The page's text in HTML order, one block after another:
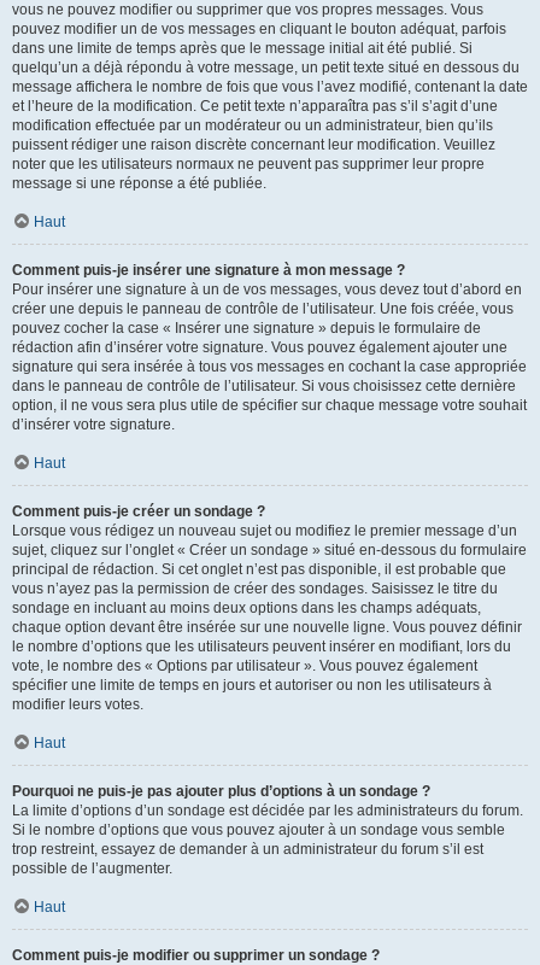
vous ne pouvez modifier ou supprimer que vos propres messages. Vous
pouvez modifier un de vos messages en cliquant le bouton adéquat, parfois
dans une limite de temps après que le message initial ait été publié. Si
quelqu’un a déjà répondu à votre message, un petit texte situé en dessous du
message affichera le nombre de fois que vous l’avez modifié, contenant la date
et l’heure de la modification. Ce petit texte n’apparaîtra pas s’il s’agit d’une
modification effectuée par un modérateur ou un administrateur, bien qu’ils
puissent rédiger une raison discrète concernant leur modification. Veuillez
noter que les utilisateurs normaux ne peuvent pas supprimer leur propre
message si une réponse a été publiée.
Haut
Comment puis-je insérer une signature à mon message ?
Pour insérer une signature à un de vos messages, vous devez tout d’abord en
créer une depuis le panneau de contrôle de l’utilisateur. Une fois créée, vous
pouvez cocher la case « Insérer une signature » depuis le formulaire de
rédaction afin d’insérer votre signature. Vous pouvez également ajouter une
signature qui sera insérée à tous vos messages en cochant la case appropriée
dans le panneau de contrôle de l’utilisateur. Si vous choisissez cette dernière
option, il ne vous sera plus utile de spécifier sur chaque message votre souhait
d’insérer votre signature.
Haut
Comment puis-je créer un sondage ?
Lorsque vous rédigez un nouveau sujet ou modifiez le premier message d’un
sujet, cliquez sur l’onglet « Créer un sondage » situé en-dessous du formulaire
principal de rédaction. Si cet onglet n’est pas disponible, il est probable que
vous n’ayez pas la permission de créer des sondages. Saisissez le titre du
sondage en incluant au moins deux options dans les champs adéquats,
chaque option devant être insérée sur une nouvelle ligne. Vous pouvez définir
le nombre d’options que les utilisateurs peuvent insérer en modifiant, lors du
vote, le nombre des « Options par utilisateur ». Vous pouvez également
spécifier une limite de temps en jours et autoriser ou non les utilisateurs à
modifier leurs votes.
Haut
Pourquoi ne puis-je pas ajouter plus d’options à un sondage ?
La limite d’options d’un sondage est décidée par les administrateurs du forum.
Si le nombre d’options que vous pouvez ajouter à un sondage vous semble
trop restreint, essayez de demander à un administrateur du forum s’il est
possible de l’augmenter.
Haut
Comment puis-je modifier ou supprimer un sondage ?